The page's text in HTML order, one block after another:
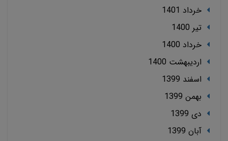
خرداد 1401
تير 1400
خرداد 1400
ارديبهشت 1400
اسفند 1399
بهمن 1399
دی 1399
آبان 1399